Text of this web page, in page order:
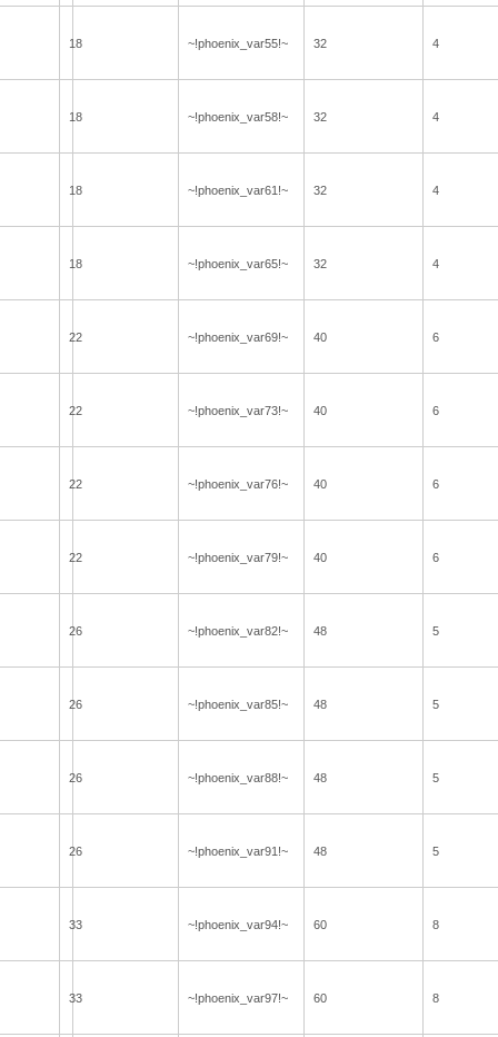
18 ~!phoenix_var55!~ 32
4
18 ~!phoenix_var58!~ 32
4
18 ~!phoenix_var61!~ 32
4
18 ~!phoenix_var65!~ 32
4
22 ~!phoenix_var69!~ 40
6
22 ~!phoenix_var73!~ 40
6
22 ~!phoenix_var76!~ 40
6
22 ~!phoenix_var79!~ 40
6
26 ~!phoenix_var82!~ 48
5
26 ~!phoenix_var85!~ 48
5
26 ~!phoenix_var88!~ 48
5
26 ~!phoenix_var91!~ 48
5
33 ~!phoenix_var94!~ 60
8
33 ~!phoenix_var97!~ 60
8